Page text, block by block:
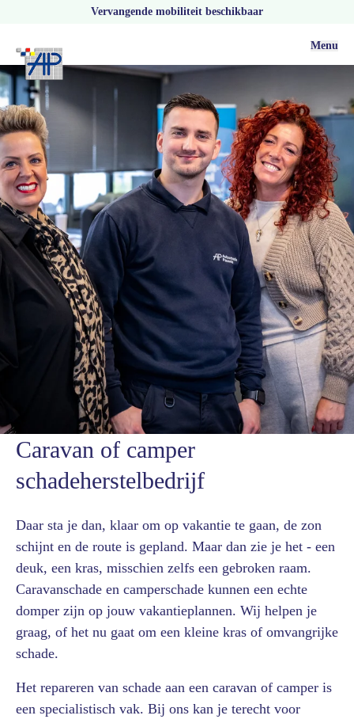
Vervangende mobiliteit beschikbaar
Menu
Caravan of camper
schadeherstelbedrijf
Daar sta je dan, klaar om op vakantie te gaan, de zon
schijnt en de route is gepland. Maar dan zie je het - een
deuk, een kras, misschien zelfs een gebroken raam.
Caravanschade en camperschade kunnen een echte
domper zijn op jouw vakantieplannen. Wij helpen je
graag, of het nu gaat om een kleine kras of omvangrijke
schade.
Het repareren van schade aan een caravan of camper is
een specialistisch vak. Bij ons kan je terecht voor